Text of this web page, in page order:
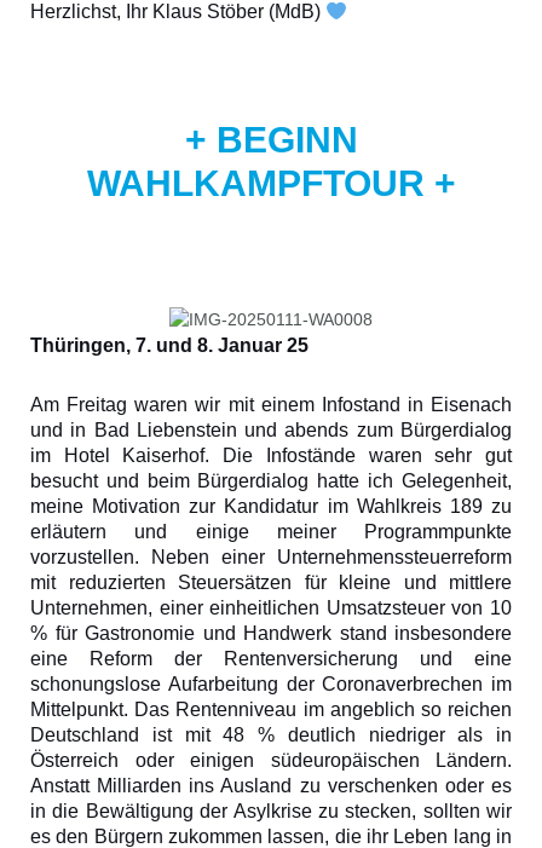
Herzlichst, Ihr Klaus Stöber (MdB)
+ BEGINN
WAHLKAMPFTOUR +
Thüringen, 7. und 8. Januar 25
Am Freitag waren wir mit einem Infostand in Eisenach
und in Bad Liebenstein und abends zum Bürgerdialog
im Hotel Kaiserhof. Die Infostände waren sehr gut
besucht und beim Bürgerdialog hatte ich Gelegenheit,
meine Motivation zur Kandidatur im Wahlkreis 189 zu
erläutern und einige meiner Programmpunkte
vorzustellen. Neben einer Unternehmenssteuerreform
mit reduzierten Steuersätzen für kleine und mittlere
Unternehmen, einer einheitlichen Umsatzsteuer von 10
% für Gastronomie und Handwerk stand insbesondere
eine Reform der Rentenversicherung und eine
schonungslose Aufarbeitung der Coronaverbrechen im
Mittelpunkt. Das Rentenniveau im angeblich so reichen
Deutschland ist mit 48 % deutlich niedriger als in
Österreich oder einigen südeuropäischen Ländern.
Anstatt Milliarden ins Ausland zu verschenken oder es
in die Bewältigung der Asylkrise zu stecken, sollten wir
es den Bürgern zukommen lassen, die ihr Leben lang in